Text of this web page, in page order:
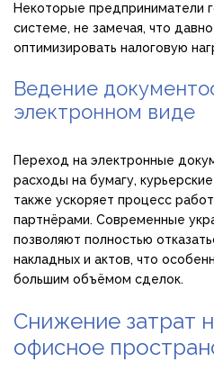
Некоторые предприниматели
системе, не замечая, что
оптимизировать налоговую
Ведение
электронном виде
Переход на электронные
расходы на бумагу,
также ускоряет процесс
партнёрами. Современные
позволяют полностью
накладных и актов, что
большим объёмом сделок.
Снижение затрат
офисное